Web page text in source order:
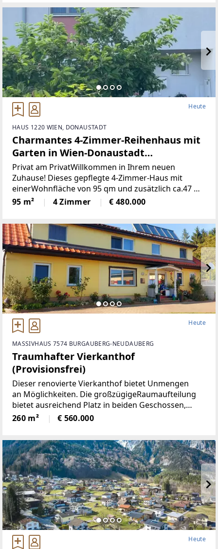
Heute
HAUS 1220 WIEN, DONAUSTADT
Charmantes 4-Zimmer-Reihenhaus mit
Garten in Wien-Donaustadt
(Provisionsfrei)
Privat am PrivatWillkommen in Ihrem neuen
Zuhause! Dieses gepflegte 4-Zimmer-Haus mit
einerWohnfläche von 95 qm und zusätzlich ca.47 m2
Keller einem großzügigen Grundstückvon 197 qm
bietet Ihnen und Ihrer Familie den idealen
95 m² 4 Zimmer € 480.000
Heute
MASSIVHAUS 7574 BURGAUBERG-NEUDAUBERG
Traumhafter Vierkanthof
(Provisionsfrei)
Dieser renovierte Vierkanthof bietet Unmengen
an Möglichkeiten. Die großzügigeRaumaufteilung
bietet ausreichend Platz in beiden Geschossen,
neben 5Schlafräumen, gibt es ein Wohnzimmer mit
neu renovierten Kachelofen,
260 m² € 560.000
Heute